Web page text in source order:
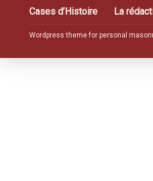
Cases d’Histoire La
Wordpress theme for personal